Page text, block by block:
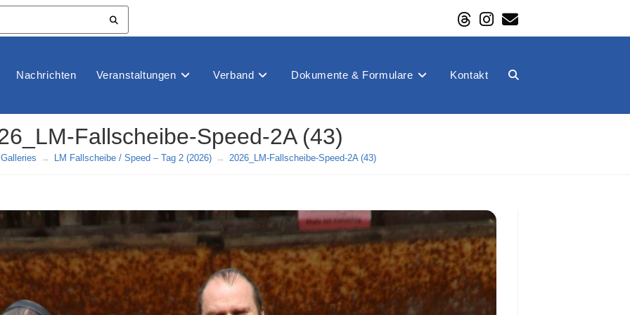
Nachrichten Veranstaltungen Verband Dokumente & Formulare Kontakt Website-
Fallscheibe-Speed-2A (43)
→ LM Fallscheibe / Speed – Tag 2 (2026) → 2026_LM-Fallscheibe-Speed-2A (43)